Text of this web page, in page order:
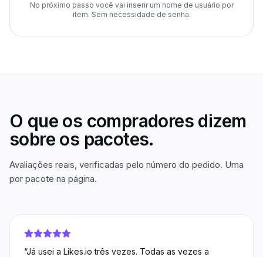
No próximo passo você vai inserir um nome de usuário por
item. Sem necessidade de senha.
O que os compradores dizem
sobre os pacotes.
Avaliações reais, verificadas pelo número do pedido. Uma
por pacote na página.
“Já usei a Likes.io três vezes. Todas as vezes a